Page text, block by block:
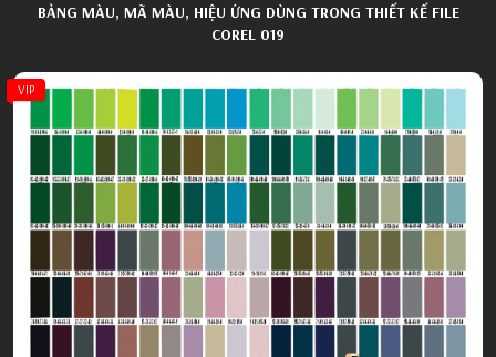
BẢNG MÀU, MÃ MÀU, HIỆU ỨNG DÙNG TRONG THIẾT KẾ FILE
COREL 019
VIP